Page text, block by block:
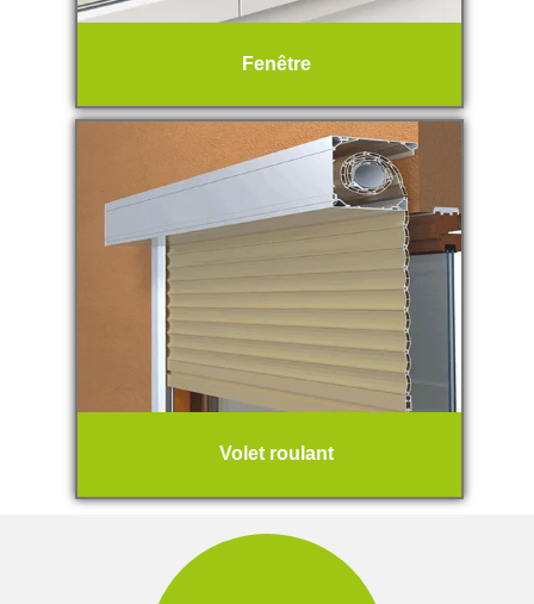
Fenêtre
Volet roulant